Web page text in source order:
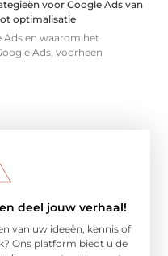
voor Google Ads van
optimalisatie
Ads en waarom het
Ads, voorheen
deel jouw verhaal!
van uw ideeën, kennis of
Ons platform biedt u de